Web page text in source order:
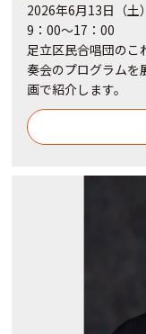
2026年6月13日（土
9：00～17：00
足立区民合唱団のこ
奏会のプログラムを
画で紹介します。